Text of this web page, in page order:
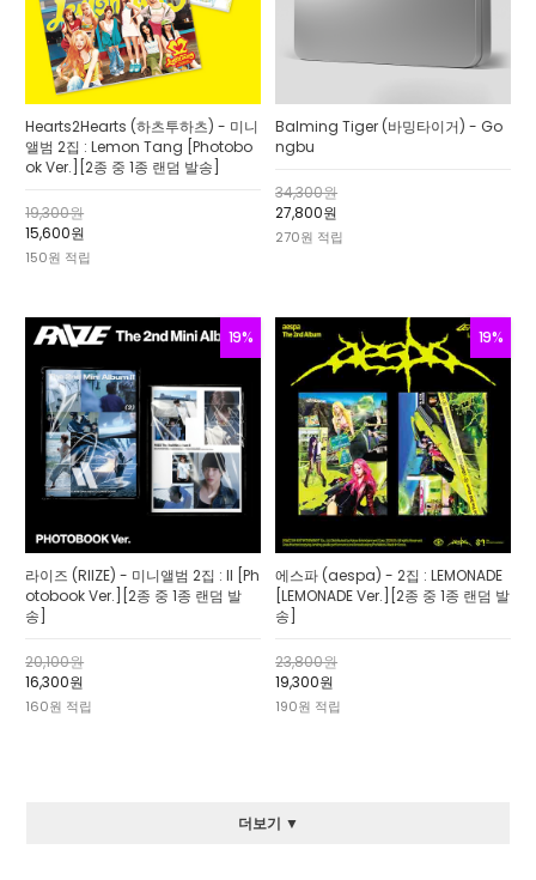
Hearts2Hearts (하츠투하츠) - 미니
앨범 2집 : Lemon Tang [Photobo
ok Ver.][2종 중 1종 랜덤 발송]
19,300원
15,600원
150원 적립
Balming Tiger (바밍타이거) - Go
ngbu
34,300원
27,800원
270원 적립
19%
라이즈 (RIIZE) - 미니앨범 2집 : II [Ph
otobook Ver.][2종 중 1종 랜덤 발
송]
20,100원
16,300원
160원 적립
19%
에스파 (aespa) - 2집 : LEMONADE
[LEMONADE Ver.][2종 중 1종 랜덤 발
송]
23,800원
19,300원
190원 적립
더보기 ▼